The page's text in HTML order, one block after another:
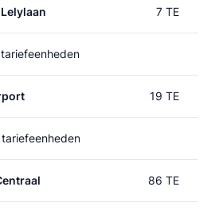
7 TE
19 TE
86 TE